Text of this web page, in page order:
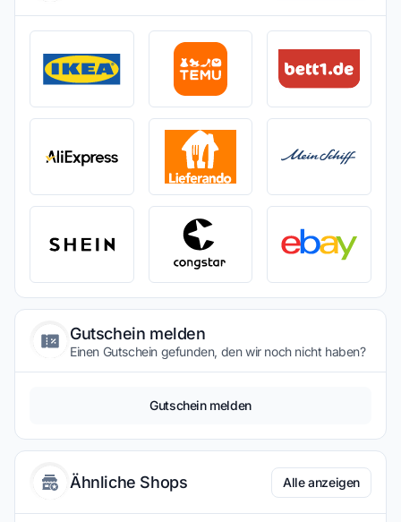
Gutschein melden
Einen Gutschein gefunden, den wir noch nicht haben?
Gutschein melden
Ähnliche Shops Alle anzeigen